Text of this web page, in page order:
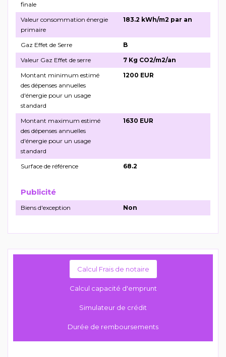
finale
Valeur consommation énergie
primaire
183.2 kWh/m2 par an
Gaz Effet de Serre
B
Valeur Gaz Effet de serre
7 Kg CO2/m2/an
Montant minimum estimé
des dépenses annuelles
d'énergie pour un usage
standard
1200 EUR
Montant maximum estimé
des dépenses annuelles
d'énergie pour un usage
standard
1630 EUR
Surface de référence 68.2
Publicité
Biens d'exception Non
Calcul Frais de notaire
Calcul capacité d'emprunt
Simulateur de crédit
Durée de remboursements